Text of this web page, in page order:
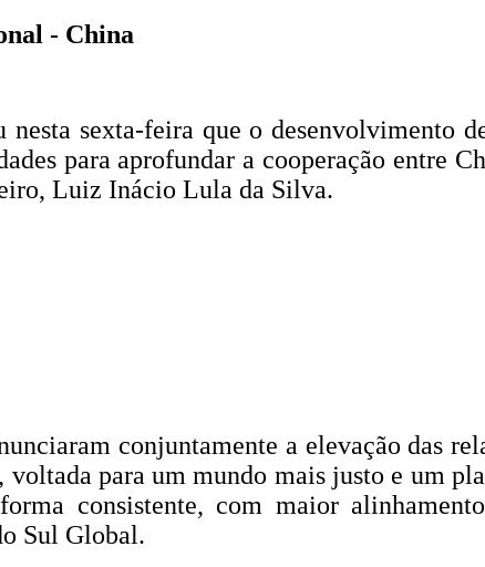
- China
sexta-feira que o desenvolvimento
para aprofundar a cooperação entre
Luiz Inácio Lula da Silva.
conjuntamente a elevação das
para um mundo mais justo e um
consistente, com maior
Sul Global.